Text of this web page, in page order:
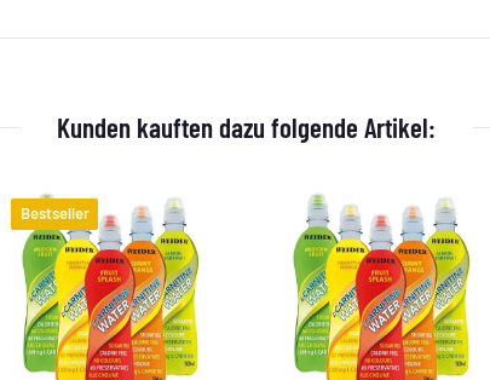
Kunden kauften dazu folgende Artikel:
Bestseller